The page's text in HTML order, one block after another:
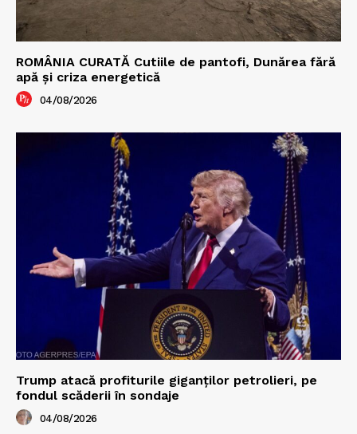
ROMÂNIA CURATĂ Cutiile de pantofi, Dunărea fără
apă și criza energetică
04/08/2026
Trump atacă profiturile giganților petrolieri, pe
fondul scăderii în sondaje
04/08/2026